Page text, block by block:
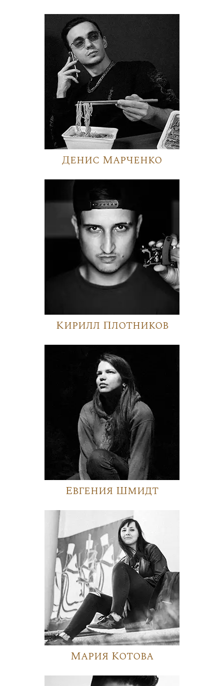
Денис Марченко
Кирилл Плотников
Евгения Шмидт
Мария Котова